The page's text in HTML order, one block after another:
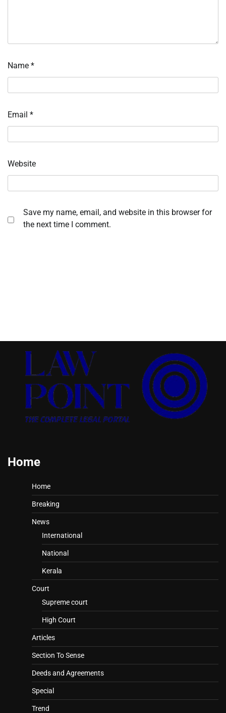
Name *
Email *
Website
Save my name, email, and website in this browser for
the next time I comment.
Home
Home
Breaking
News
International
National
Kerala
Court
Supreme court
High Court
Articles
Section To Sense
Deeds and Agreements
Special
Trend